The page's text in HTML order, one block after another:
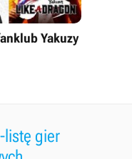
Yakuzy
listę gier